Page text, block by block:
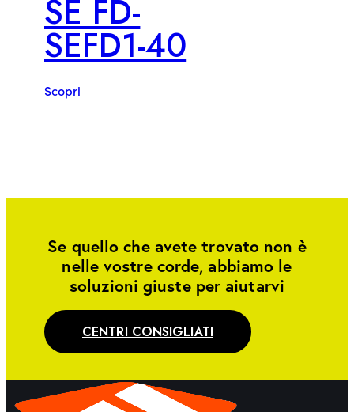
SE FD-
SEFD1-40
Scopri
Se quello che avete trovato non è
nelle vostre corde, abbiamo le
soluzioni giuste per aiutarvi
CENTRI CONSIGLIATI